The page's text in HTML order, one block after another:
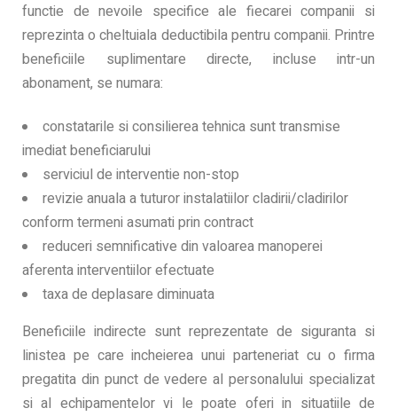
functie de nevoile specifice ale fiecarei companii si
reprezinta o cheltuiala deductibila pentru companii. Printre
beneficiile suplimentare directe, incluse intr-un
abonament, se numara:
constatarile si consilierea tehnica sunt transmise
imediat beneficiarului
serviciul de interventie non-stop
revizie anuala a tuturor instalatiilor cladirii/cladirilor
conform termeni asumati prin contract
reduceri semnificative din valoarea manoperei
aferenta interventiilor efectuate
taxa de deplasare diminuata
Beneficiile indirecte sunt reprezentate de siguranta si
linistea pe care incheierea unui parteneriat cu o firma
pregatita din punct de vedere al personalului specializat
si al echipamentelor vi le poate oferi in situatiile de